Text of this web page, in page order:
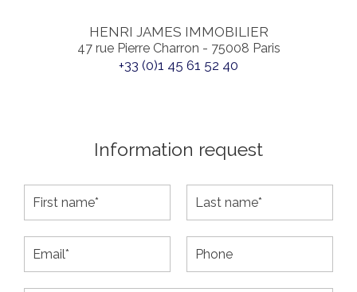
HENRI JAMES IMMOBILIER
47 rue Pierre Charron - 75008 Paris
+33 (0)1 45 61 52 40
Information request